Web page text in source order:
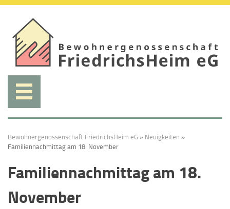
Weiter
zum
Inhalt.
Bewohnergenossenschaft FriedrichsHeim eG » Neuigkeiten »
Familiennachmittag am 18. November
Familiennachmittag am 18.
November